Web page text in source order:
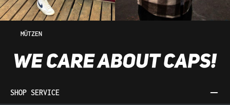
MÜTZEN
SHOP SERVICE